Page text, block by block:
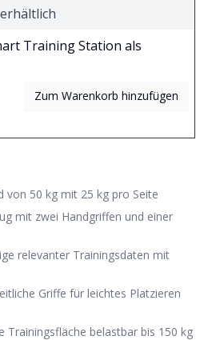
Training Station als
Zum Warenkorb hinzufügen
von 50 kg mit 25 kg pro Seite
mit zwei Handgriffen und einer
relevanter Trainingsdaten mit
Griffe für leichtes Platzieren
Trainingsfläche belastbar bis 150 kg